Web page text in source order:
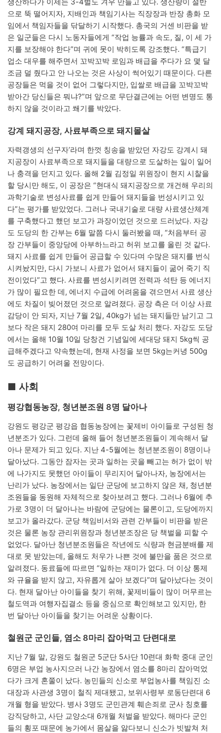
으로 뚝 떨어지자, 지배인과 책임기사는 직장장과 반장 총화 모
임에서 책임자들을 닦달하기 시작했다. 총국의 거센 비판을 받
은 일군들은 다시 노동자들에게 “작업 능률과 속도, 질, 이 세 가
지를 보장해야 한다”며 귀에 못이 박히도록 강조했다. “특급기
업소 대우를 해주면서 꼬박꼬박 로임과 배급을 주다가 요 몇 달
조금 덜 줬다고 안 나오는 것은 사상이 썩어있기 때문이다. 다른
공장들은 먹을 것이 없어 그렇다지만, 입쌀로 배급을 꼬박꼬박
받아간 당신들은 뭐냐?”며 앞으로 무단결근에는 어떤 변명도 통
하지 않을 것이라고 쐐기를 박았다.
강계 돼지공장, 사료부족으로 돼지몰살
자력갱생의 선구자’라며 한껏 칭송을 받았던 자강도 강계시 돼
지공장이 사료부족으로 돼지들을 대량으로 도살하는 일이 일어
나 충격을 던지고 있다. 올해 2월 김정일 위원장이 현지 시찰을
할 당시만 해도, 이 공장은 “현대식 돼지공장으로 개건해 우리의
과학기술로 변성사료를 쉽게 만들어 돼지들을 번성시키고 있
다”는 평가를 받았었다. 그러나 국내기술로 대량 사료생산체계
를 구축했다고 했던 보고가 과장이었던 것으로 드러났다. 자강
도 도당의 한 간부는 6월 말쯤 다시 둘러봤을 때, “처음부터 공
장 간부들이 중앙당에 아부하느라고 허위 보고를 올린 것 같다.
돼지 사료를 쉽게 만들어 공급할 수 있다며 수많은 돼지를 번식
시켜놨지만, 다시 가보니 사료가 없어서 돼지들이 굶어 죽기 직
전이었다”고 했다. 사료를 변성시키려면 전력과 석탄 등 에너지
가 많이 필요한 데, 에너지 수급에 어려움을 겪으면서 사료 생산
에도 차질이 빚어졌던 것으로 알려졌다. 공장 측은 더 이상 사료
감당이 안 되자, 지난 7월 2일, 40kg가 넘는 돼지들만 남기고 그
보다 작은 돼지 280여 마리를 모두 도살 처리 했다. 자강도 도당
에서는 올해 10월 10일 당창건 기념일에 세대당 돼지 5kg씩 공
급해주겠다고 약속했는데, 현재 사정을 보면 5kg는커녕 500g
도 공급하기 어려울 전망이다.
■ 사회
평강협동농장, 청년분조원 8명 달아나
강원도 평강군 평강읍 협동농장에는 꽃제비 아이들로 구성된 청
년분조가 있다. 그런데 올해 들어 청년분조원들이 계속해서 달
아나 문제가 되고 있다. 지난 4-5월에는 청년분조원이 8명이나
달아났다. 그동안 잠자는 곳과 일하는 곳을 빼고는 허가 없이 밖
에 나가지도 못했던 아이들이 무리지어 달아나자, 농장에서는
난리가 났다. 농장에서는 일단 군당에 보고하지 않은 채, 청년분
조원들을 동원해 자체적으로 찾아보려고 했다. 그러나 6월에 추
가로 3명이 더 달아나는 바람에 군당에는 물론이고, 도당에까지
보고가 올라갔다. 군당 책임비서와 관련 간부들이 비판을 받은
것은 물론 농장 관리위원장과 청년분조장은 당 책벌을 피할 수
없었다. 달아난 청년분조원들은 작년에도 식량과 현금분배를 제
대로 못 받았는데, 올해도 처우가 나쁜 것에 불만을 품은 것으로
알려졌다. 동료들에 따르면 “일하는 재미가 없다. 더 이상 통제
와 규율을 받지 않고, 자유롭게 살아 보겠다”며 달아났다는 것이
다. 현재 달아난 아이들을 찾기 위해, 꽃제비들이 많이 머무르는
철도역과 여행자집결소 등을 중심으로 확인해보고 있지만, 한
번 달아난 아이들을 찾기는 어려운 상황이다.
철원군 군인들, 염소 8마리 잡아먹고 단련대로
지난 7월 말, 강원도 철원군 5군단 5사단 10련대 화학 중대 군인
6명은 부업 농사지으러 나간 농장에서 염소를 8마리 잡아먹었
다가 크게 혼쭐이 났다. 농민들의 신소로 부업농사를 책임진 소
대장과 사관생 3명이 철직 제대됐고, 보위사령부 로동단련대 6
개월 형을 받았다. 병사 3명도 군민관계 훼손죄로 군사 칭호를
강직당하고, 사단 교양소대 6개월 처벌을 받았다. 해마다 군인
들의 횡포 때문에 농가에서 몸살을 앓다보니 신소가 빗발쳐 처